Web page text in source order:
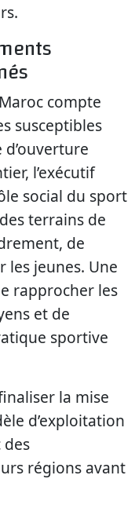
compte
susceptibles
l’exécutif
social du sport
terrains de
de
les jeunes. Une
rapprocher les
et de
sportive
la mise
d’exploitation
des
régions avant